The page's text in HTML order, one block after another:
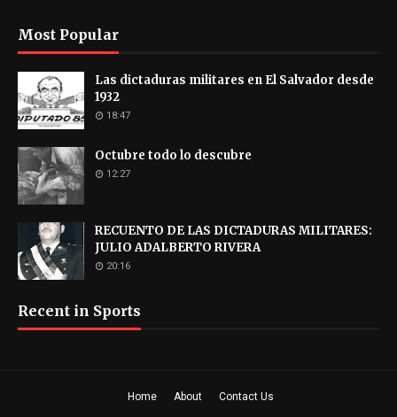
Most Popular
Las dictaduras militares en El Salvador desde
1932
18:47
Octubre todo lo descubre
12:27
RECUENTO DE LAS DICTADURAS MILITARES:
JULIO ADALBERTO RIVERA
20:16
Recent in Sports
Home About Contact Us